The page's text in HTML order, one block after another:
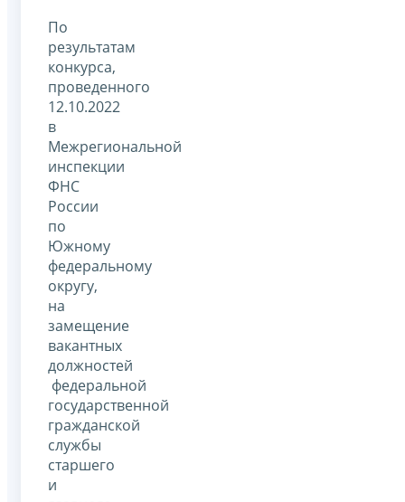
По
результатам
конкурса,
проведенного
12.10.2022
в
Межрегиональной
инспекции
ФНС
России
по
Южному
федеральному
округу,
на
замещение
вакантных
должностей
федеральной
государственной
гражданской
службы
старшего
и